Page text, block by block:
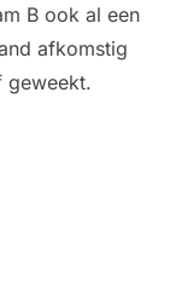
B ook al een
afkomstig
geweekt.